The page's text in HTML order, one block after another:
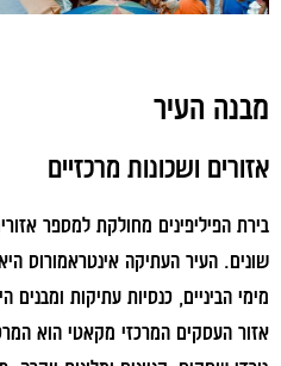
מבנה העיר
אזורים ושכונות מרכזיים
בירת הפיליפינים מחולקת למספר
שונים. העיר העתיקה אינטראמורוס
מימי הביניים, כנסיות עתיקות
אזור העסקים המרכזי מקאטי הוא